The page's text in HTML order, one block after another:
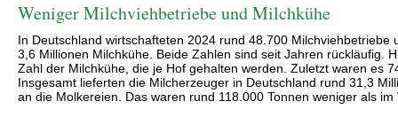
Weniger Milchviehbetriebe und Milchkühe
In Deutschland wirtschafteten 2024 rund 48.700 Milchviehbetriebe
3,6 Millionen Milchkühe. Beide Zahlen sind seit Jahren rückläufig.
Zahl der Milchkühe, die je Hof gehalten werden. Zuletzt waren es
Insgesamt lieferten die Milcherzeuger in Deutschland rund 31,3
an die Molkereien. Das waren rund 118.000 Tonnen weniger als im